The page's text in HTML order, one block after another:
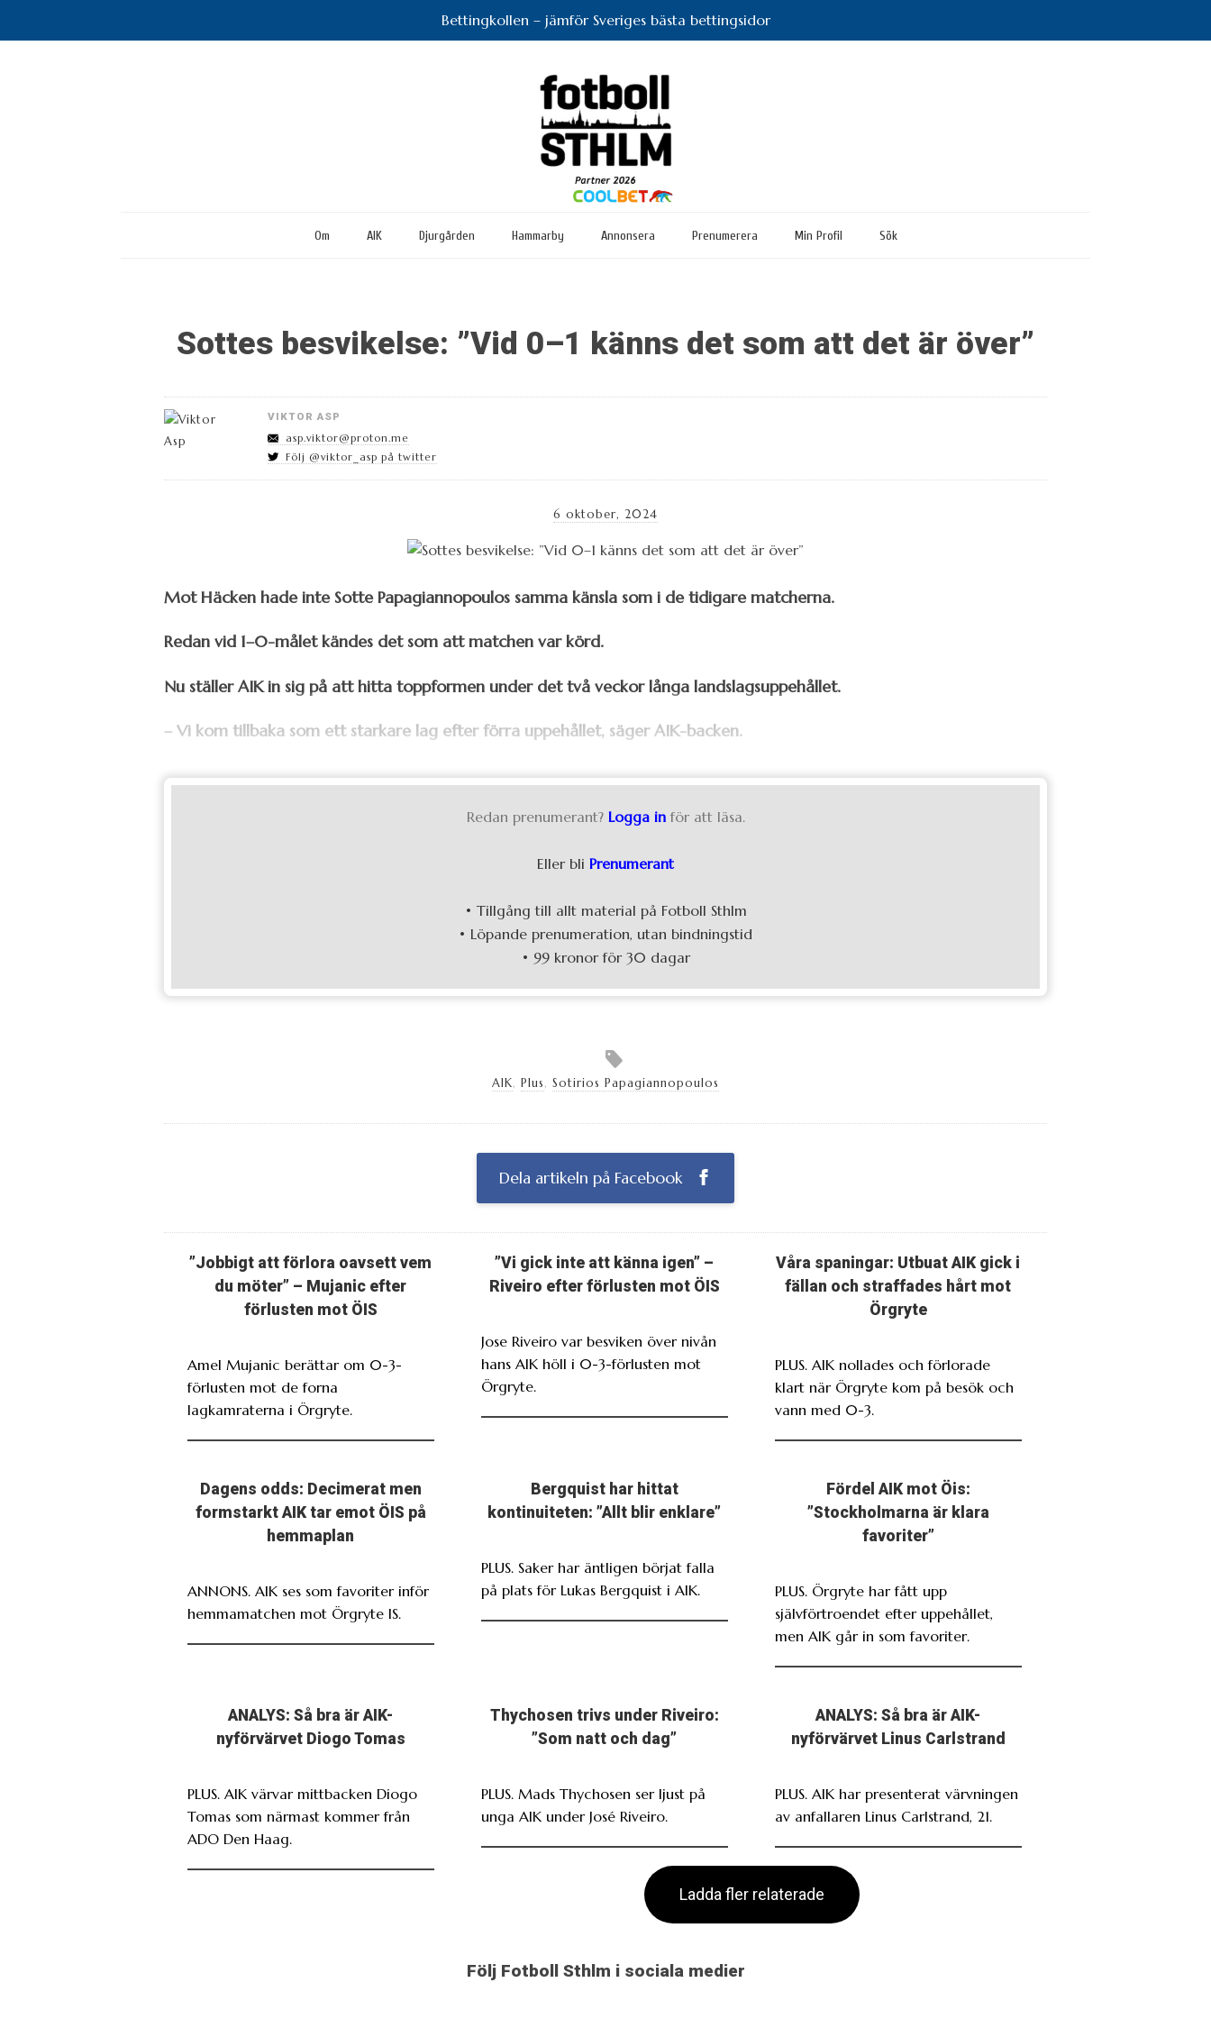
Bettingkollen – jämför Sveriges bästa bettingsidor
Om AIK Djurgården Hammarby Annonsera Prenumerera Min Profil Sök
Sottes besvikelse: ”Vid 0–1 känns det som att det är över”
VIKTOR ASP
asp.viktor@proton.me
Följ @viktor_asp på twitter
6 oktober, 2024
Mot Häcken hade inte Sotte Papagiannopoulos samma känsla som i de tidigare matcherna.
Redan vid 1–0-målet kändes det som att matchen var körd.
Nu ställer AIK in sig på att hitta toppformen under det två veckor långa landslagsuppehållet.
– Vi kom tillbaka som ett starkare lag efter förra uppehållet, säger AIK-backen.
Redan prenumerant? Logga in för att läsa.
Eller bli Prenumerant
• Tillgång till allt material på Fotboll Sthlm
• Löpande prenumeration, utan bindningstid
• 99 kronor för 30 dagar
AIK, Plus, Sotirios Papagiannopoulos
Dela artikeln på Facebook
”Jobbigt att förlora oavsett vem
du möter” – Mujanic efter
förlusten mot ÖIS
Amel Mujanic berättar om 0-3-
förlusten mot de forna
lagkamraterna i Örgryte.
”Vi gick inte att känna igen” –
Riveiro efter förlusten mot ÖIS
Jose Riveiro var besviken över nivån
hans AIK höll i 0-3-förlusten mot
Örgryte.
Våra spaningar: Utbuat AIK gick i
fällan och straffades hårt mot
Örgryte
PLUS. AIK nollades och förlorade
klart när Örgryte kom på besök och
vann med 0-3.
Dagens odds: Decimerat men
formstarkt AIK tar emot ÖIS på
hemmaplan
ANNONS. AIK ses som favoriter inför
hemmamatchen mot Örgryte IS.
Bergquist har hittat
kontinuiteten: ”Allt blir enklare”
PLUS. Saker har äntligen börjat falla
på plats för Lukas Bergquist i AIK.
Fördel AIK mot Öis:
”Stockholmarna är klara
favoriter”
PLUS. Örgryte har fått upp
självförtroendet efter uppehållet,
men AIK går in som favoriter.
ANALYS: Så bra är AIK-
nyförvärvet Diogo Tomas
PLUS. AIK värvar mittbacken Diogo
Tomas som närmast kommer från
ADO Den Haag.
Thychosen trivs under Riveiro:
”Som natt och dag”
PLUS. Mads Thychosen ser ljust på
unga AIK under José Riveiro.
ANALYS: Så bra är AIK-
nyförvärvet Linus Carlstrand
PLUS. AIK har presenterat värvningen
av anfallaren Linus Carlstrand, 21.
Ladda fler relaterade
Följ Fotboll Sthlm i sociala medier